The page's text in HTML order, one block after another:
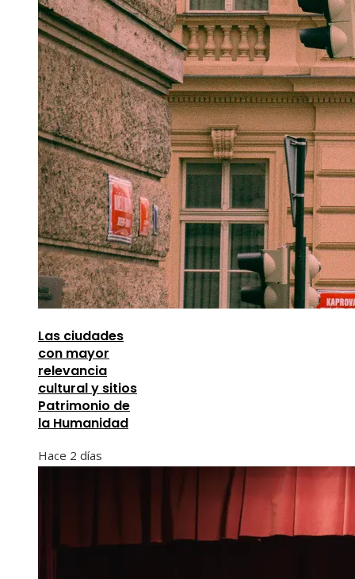
Las ciudades
con mayor
relevancia
cultural y sitios
Patrimonio de
la Humanidad
Hace 2 días